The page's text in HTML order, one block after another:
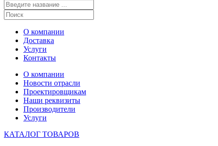
О компании
Доставка
Услуги
Контакты
О компании
Новости отрасли
Проектировщикам
Наши реквизиты
Производители
Услуги
КАТАЛОГ ТОВАРОВ